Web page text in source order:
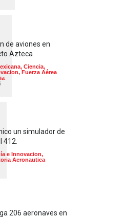
de aviones en
Azteca
, Ciencia,
, Fuerza Aérea
un simulador de
412.
e Innovacion,
Aeronautica
206 aeronaves en